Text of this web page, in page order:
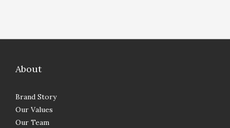
About
Brand Story
Our Values
Our Team